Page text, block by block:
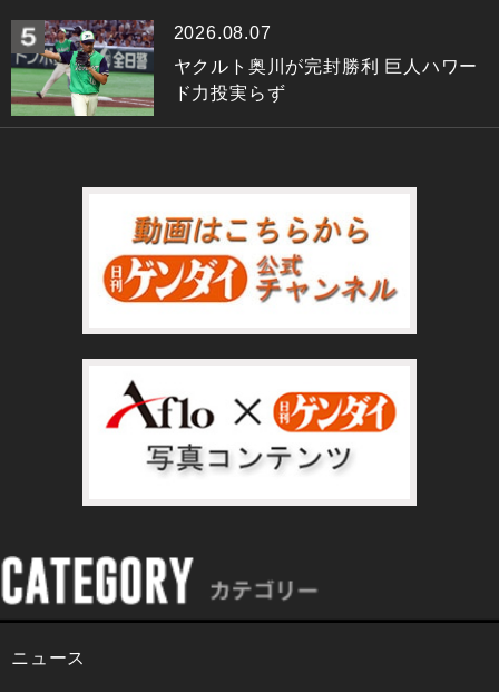
2026.08.07
ヤクルト奥川が完封勝利 巨人ハワー
ド力投実らず
ニュース